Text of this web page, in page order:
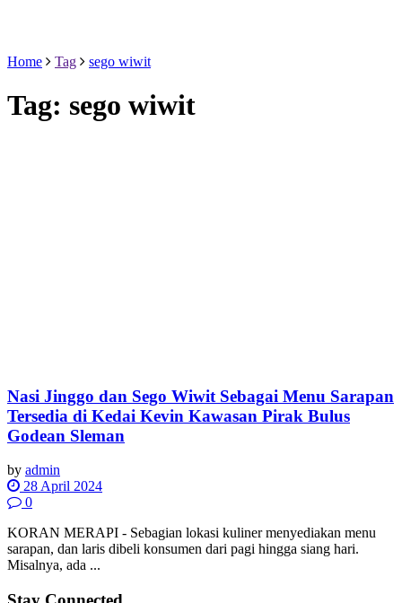
Home Tag sego wiwit
Tag: sego wiwit
Nasi Jinggo dan Sego Wiwit Sebagai Menu Sarapan
Tersedia di Kedai Kevin Kawasan Pirak Bulus
Godean Sleman
by admin
28 April 2024
0
KORAN MERAPI - Sebagian lokasi kuliner menyediakan menu
sarapan, dan laris dibeli konsumen dari pagi hingga siang hari.
Misalnya, ada ...